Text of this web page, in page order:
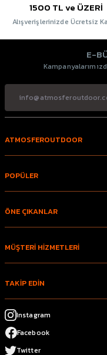
1500 TL ve ÜZERİ
Alışverişlerinizde Ücretsiz
E-
ATMOSFEROUTDOOR
POPÜLER
ÖNE ÇIKANLAR
MÜŞTERİ HİZMETLERİ
TAKİP EDİN
Instagram
Facebook
Twitter